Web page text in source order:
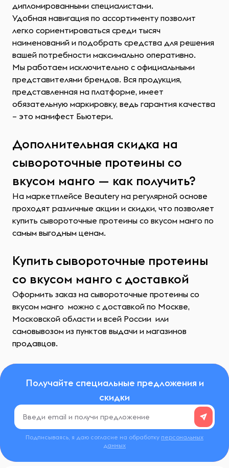
дипломированными специалистами.
Удобная навигация по ассортименту позволит
легко сориентироваться среди тысяч
наименований и подобрать средства для решения
вашей потребности максимально оперативно.
Мы работаем исключительно с официальными
представителями брендов. Вся продукция,
представленная на платформе, имеет
обязательную маркировку, ведь гарантия качества
– это манифест Бьютери.
Дополнительная скидка на
сывороточные протеины со
вкусом манго — как получить?
На маркетплейсе Beautery на регулярной основе
проходят различные акции и скидки, что позволяет
купить сывороточные протеины со вкусом манго по
самым выгодным ценам.
Купить сывороточные протеины
со вкусом манго с доставкой
Оформить заказ на сывороточные протеины со
вкусом манго можно с доставкой по Москве,
Московской области и всей России или
самовывозом из пунктов выдачи и магазинов
продавцов.
Получайте специальные предложения и
скидки
Подписываясь, я даю согласие на обработку персональных
данных